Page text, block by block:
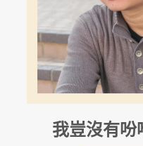
我豈沒有